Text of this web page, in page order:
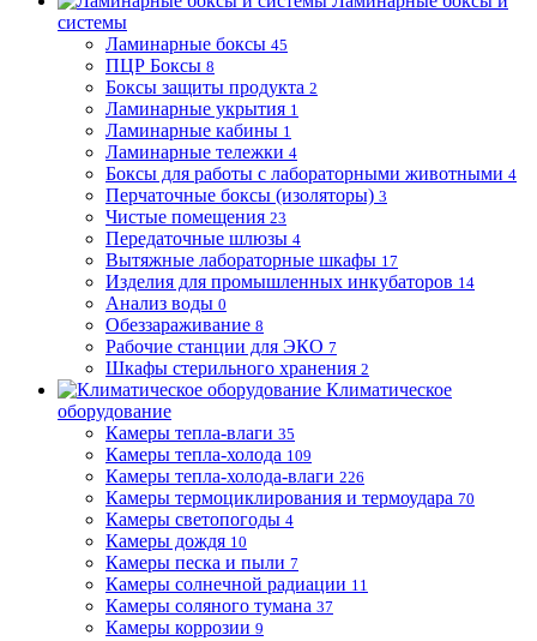
системы
Ламинарные боксы 45
ПЦР Боксы 8
Боксы защиты продукта 2
Ламинарные укрытия 1
Ламинарные кабины 1
Ламинарные тележки 4
Боксы для работы с лабораторными животными 4
Перчаточные боксы (изоляторы) 3
Чистые помещения 23
Передаточные шлюзы 4
Вытяжные лабораторные шкафы 17
Изделия для промышленных инкубаторов 14
Анализ воды 0
Обеззараживание 8
Рабочие станции для ЭКО 7
Шкафы стерильного хранения 2
Климатическое
оборудование
Камеры тепла-влаги 35
Камеры тепла-холода 109
Камеры тепла-холода-влаги 226
Камеры термоциклирования и термоудара 70
Камеры светопогоды 4
Камеры дождя 10
Камеры песка и пыли 7
Камеры солнечной радиации 11
Камеры соляного тумана 37
Камеры коррозии 9